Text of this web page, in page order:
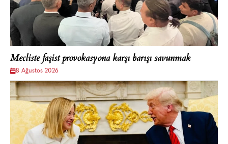
Mecliste faşist provokasyona karşı barışı savunmak
8 Ağustos 2026